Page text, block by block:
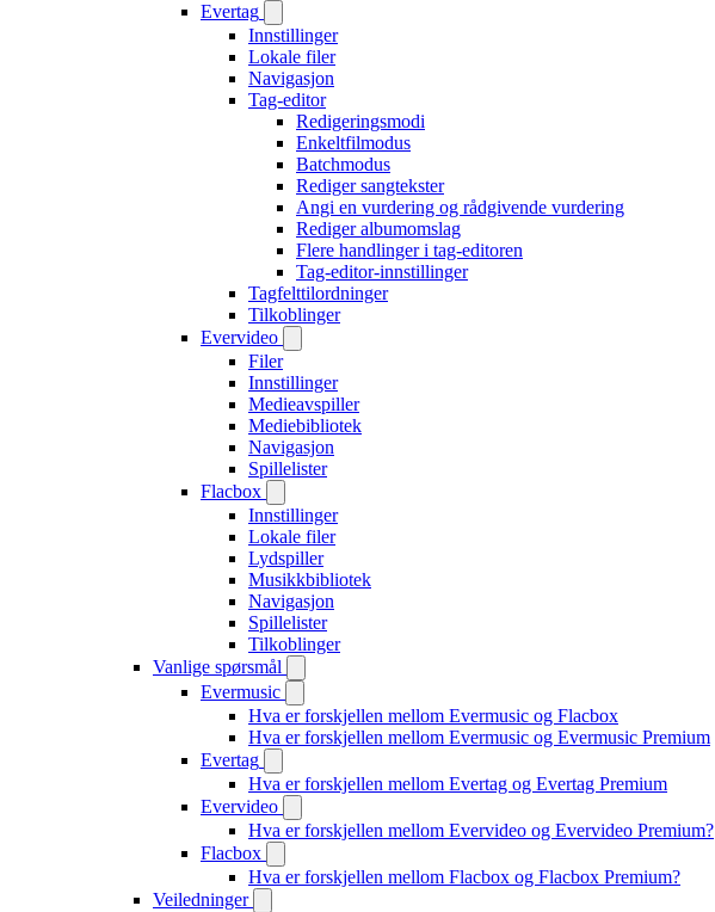
Evertag
Innstillinger
Lokale filer
Navigasjon
Tag-editor
Redigeringsmodi
Enkeltfilmodus
Batchmodus
Rediger sangtekster
Angi en vurdering og rådgivende vurdering
Rediger albumomslag
Flere handlinger i tag-editoren
Tag-editor-innstillinger
Tagfelttilordninger
Tilkoblinger
Evervideo
Filer
Innstillinger
Medieavspiller
Mediebibliotek
Navigasjon
Spillelister
Flacbox
Innstillinger
Lokale filer
Lydspiller
Musikkbibliotek
Navigasjon
Spillelister
Tilkoblinger
Vanlige spørsmål
Evermusic
Hva er forskjellen mellom Evermusic og Flacbox
Hva er forskjellen mellom Evermusic og Evermusic Premium
Evertag
Hva er forskjellen mellom Evertag og Evertag Premium
Evervideo
Hva er forskjellen mellom Evervideo og Evervideo Premium?
Flacbox
Hva er forskjellen mellom Flacbox og Flacbox Premium?
Veiledninger